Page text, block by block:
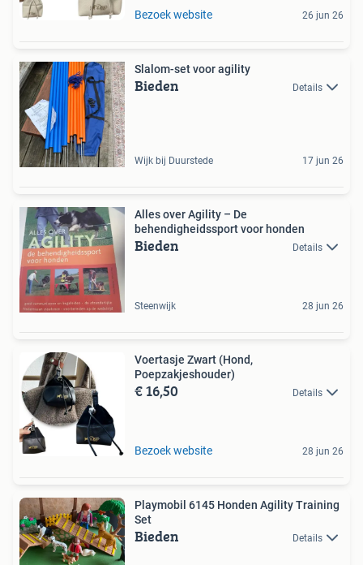
Bezoek website 26 jun 26
Slalom-set voor agility
Bieden Details
Wijk bij Duurstede 17 jun 26
Alles over Agility – De
behendigheidssport voor honden
Bieden Details
Steenwijk 28 jun 26
Voertasje Zwart (Hond,
Poepzakjeshouder)
€ 16,50 Details
Bezoek website 28 jun 26
Playmobil 6145 Honden Agility Training
Set
Bieden Details